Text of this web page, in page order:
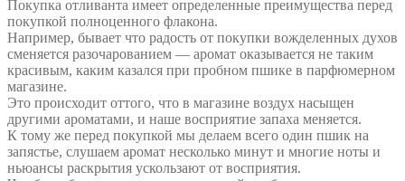
Покупка отливанта имеет определенные преимущества перед
покупкой полноценного флакона.
Например, бывает что радость от покупки вожделенных духов
сменяется разочарованием — аромат оказывается не таким
красивым, каким казался при пробном пшике в парфюмерном
магазине.
Это происходит оттого, что в магазине воздух насыщен
другими ароматами, и наше восприятие запаха меняется.
К тому же перед покупкой мы делаем всего один пшик на
запястье, слушаем аромат несколько минут и многие ноты и
ньюансы раскрытия ускользают от восприятия.